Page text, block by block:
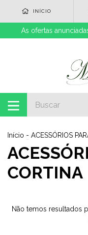
INÍCIO
As ofertas
Início - ACESSÓRIOS
CORTINA
Não temos resultados